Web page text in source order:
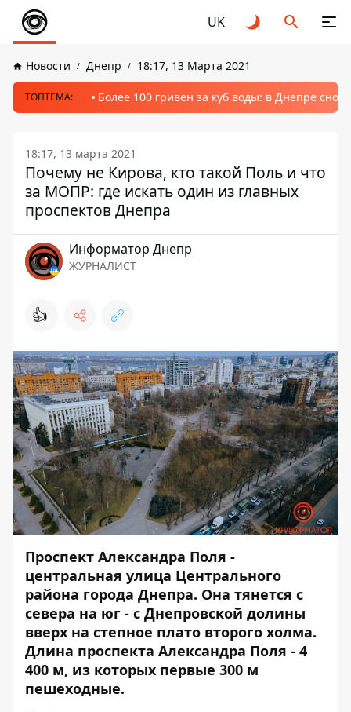
UK
Новости Днепр 18:17, 13 Марта 2021
ТОПТЕМА: Более 100 гривен за куб воды: в Днепре
18:17, 13 марта 2021
Почему не Кирова, кто такой Поль и что
за МОПР: где искать один из главных
проспектов Днепра
Информатор Днепр
ЖУРНАЛИСТ
👍
Проспект Александра Поля -
центральная улица Центрального
района города Днепра. Она тянется с
севера на юг - с Днепровской долины
вверх на степное плато второго холма.
Длина проспекта Александра Поля - 4
400 м, из которых первые 300 м
пешеходные.